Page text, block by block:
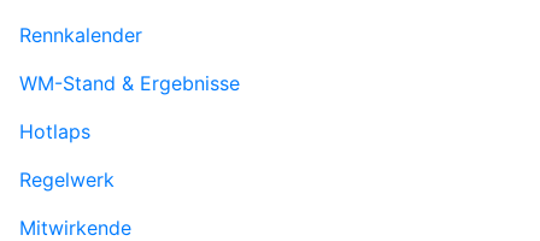
Rennkalender
WM-Stand & Ergebnisse
Hotlaps
Regelwerk
Mitwirkende